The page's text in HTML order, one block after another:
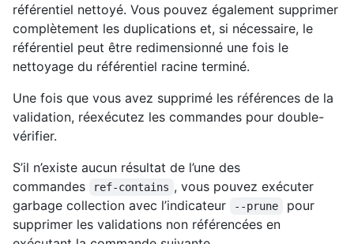
référentiel nettoyé. Vous pouvez également supprimer
complètement les duplications et, si nécessaire, le
référentiel peut être redimensionné une fois le
nettoyage du référentiel racine terminé.
Une fois que vous avez supprimé les références de la
validation, réexécutez les commandes pour double-
vérifier.
S’il n’existe aucun résultat de l’une des
commandes
ref-contains , vous pouvez exécuter
garbage collection avec l’indicateur
--prune
pour
supprimer les validations non référencées en